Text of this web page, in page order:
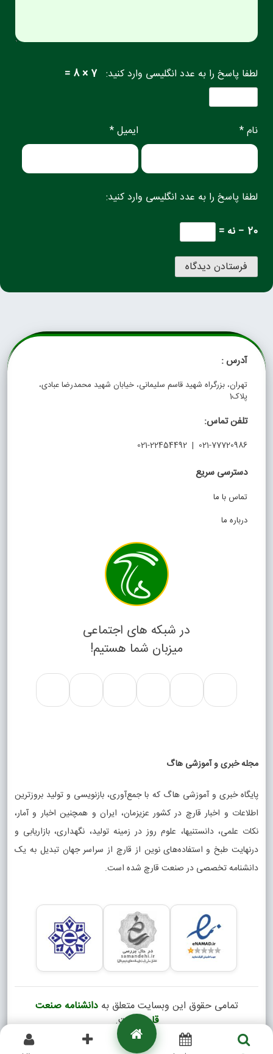
لطفا پاسخ را به عدد انگلیسی وارد کنید: 7 × 8 =
نام * ایمیل *
لطفا پاسخ را به عدد انگلیسی وارد کنید:
20 − نه =
آدرس :
تهران، بزرگراه شهید قاسم سلیمانی، خیابان شهید محمدرضا عبادی،
پلاک1
تلفن تماس:
021-77720986 | 021-22454492
دسترسی سریع
تماس با ما
درباره ما
در شبکه های اجتماعی
میزبان شما هستیم!
مجله خبری و آموزشی هاگ
پایگاه خبری و آموزشی هاگ که با جمع‌آوری، بازنویسی و تولید بروزترین
اطلاعات و اخبار قارچ در کشور عزیزمان، ایران و همچنین اخبار و آمار،
نکات علمی، دانستنیها، علوم روز در زمینه تولید، نگهداری، بازاریابی و
درنهایت طبخ و استفاده‌های نوین از قارچ از سراسر جهان تبدیل به یک
دانشنامه تخصصی در صنعت قارچ شده است.
تمامی حقوق این وبسایت متعلق بهدانشنامه صنعت
قارچ
است.
Copyright © 2026